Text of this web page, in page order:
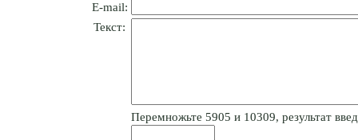
E-mail:
Текст:
Пepeмнoжьтe 5905 и 10309, результат